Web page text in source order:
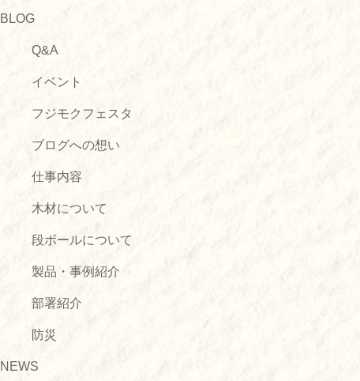
BLOG
Q&A
イベント
フジモクフェスタ
ブログへの想い
仕事内容
木材について
段ボールについて
製品・事例紹介
部署紹介
防災
NEWS